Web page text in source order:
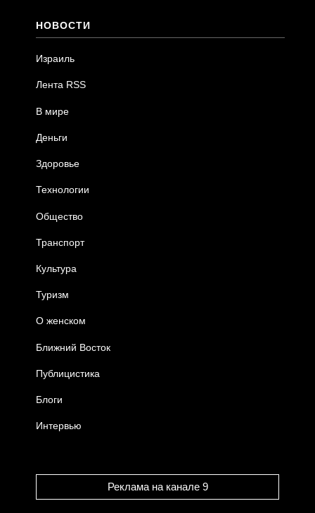
НОВОСТИ
Израиль
Лента RSS
В мире
Деньги
Здоровье
Технологии
Общество
Транспорт
Культура
Туризм
О женском
Ближний Восток
Публицистика
Блоги
Интервью
Реклама на канале 9